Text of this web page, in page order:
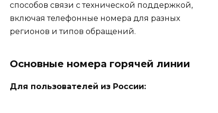
способов связи с технической поддержкой,
включая телефонные номера для разных
регионов и типов обращений.
Основные номера горячей линии
Для пользователей из России: